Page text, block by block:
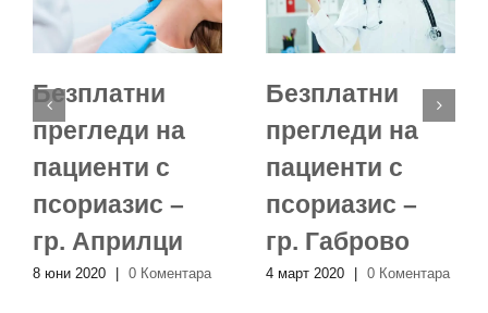
Безплатни
прегледи на
пациенти с
псориазис –
гр. Априлци
8 юни 2020 | 0 Коментара
Безплатни
прегледи на
пациенти с
псориазис –
гр. Габрово
4 март 2020 0 Коментара